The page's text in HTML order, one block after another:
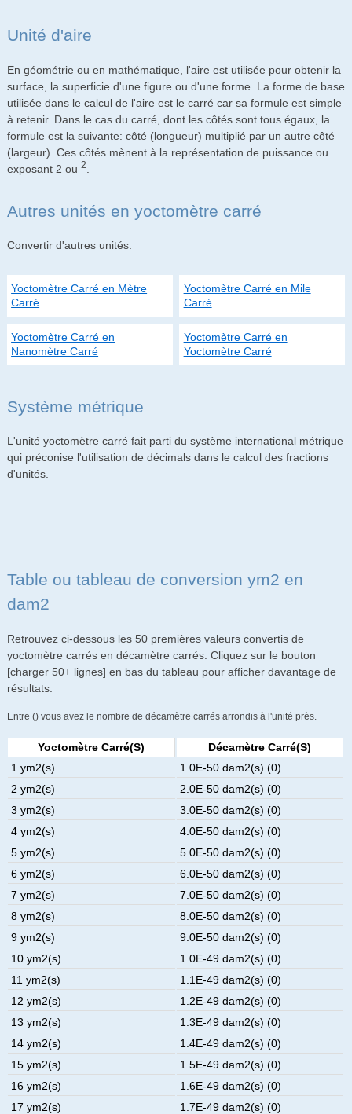
Unité d'aire
En géométrie ou en mathématique, l'aire est utilisée pour obtenir la
surface, la superficie d'une figure ou d'une forme. La forme de base
utilisée dans le calcul de l'aire est le carré car sa formule est simple
à retenir. Dans le cas du carré, dont les côtés sont tous égaux, la
formule est la suivante: côté (longueur) multiplié par un autre côté
(largeur). Ces côtés mènent à la représentation de puissance ou
exposant 2 ou 2
Autres unités en yoctomètre carré
Convertir d'autres unités:
Yoctomètre Carré en Mètre
Carré
Yoctomètre Carré en Mile
Carré
Yoctomètre Carré en
Nanomètre Carré
Yoctomètre Carré en
Yoctomètre Carré
Système métrique
L'unité yoctomètre carré fait parti du système international métrique
qui préconise l'utilisation de décimals dans le calcul des fractions
d'unités.
Table ou tableau de conversion ym2 en
dam2
Retrouvez ci-dessous les 50 premières valeurs convertis de
yoctomètre carrés en décamètre carrés. Cliquez sur le bouton
[charger 50+ lignes] en bas du tableau pour afficher davantage de
résultats.
Entre () vous avez le nombre de décamètre carrés arrondis à l'unité près.
Yoctomètre Carré(s)
Décamètre Carré(s)
1 ym2(s)
1.0E-50 dam2(s) (0)
2 ym2(s)
2.0E-50 dam2(s) (0)
3 ym2(s)
3.0E-50 dam2(s) (0)
4 ym2(s)
4.0E-50 dam2(s) (0)
5 ym2(s)
5.0E-50 dam2(s) (0)
6 ym2(s)
6.0E-50 dam2(s) (0)
7 ym2(s)
7.0E-50 dam2(s) (0)
8 ym2(s)
8.0E-50 dam2(s) (0)
9 ym2(s)
9.0E-50 dam2(s) (0)
10 ym2(s)
1.0E-49 dam2(s) (0)
11 ym2(s)
1.1E-49 dam2(s) (0)
12 ym2(s)
1.2E-49 dam2(s) (0)
13 ym2(s)
1.3E-49 dam2(s) (0)
14 ym2(s)
1.4E-49 dam2(s) (0)
15 ym2(s)
1.5E-49 dam2(s) (0)
16 ym2(s)
1.6E-49 dam2(s) (0)
17 ym2(s)
1.7E-49 dam2(s) (0)